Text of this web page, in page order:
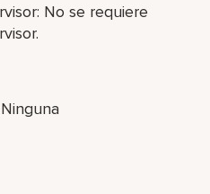
No se requiere